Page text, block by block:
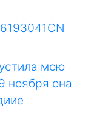
мою
ноября она